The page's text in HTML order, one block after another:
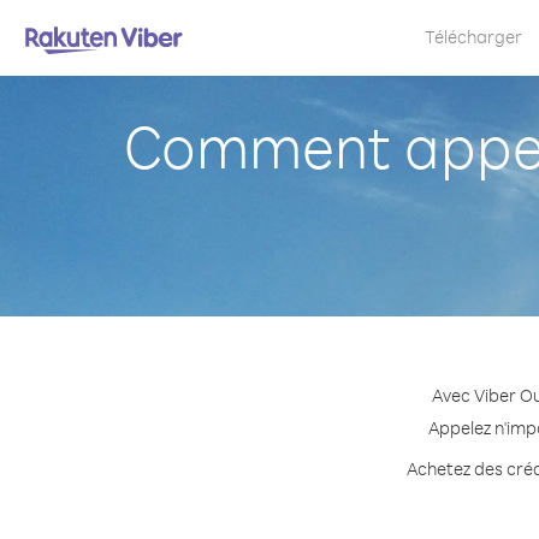
Télécharger
Comment
Avec Viber
Appelez
Achetez des